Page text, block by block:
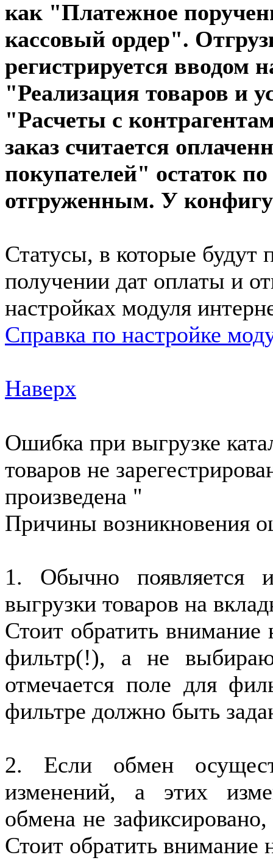
как "Платежное
кассовый ордер".
регистрируется вводом
"Реализация товаров и
"Расчеты с
заказ считается
покупателей" остаток по
отгруженным. У
Статусы, в которые будут
получении дат оплаты и
настройках модуля
Справка по настройке
Наверх
Ошибка при выгрузке
товаров не
произведена "
Причины возникновения
1. Обычно появляется
выгрузки товаров на
Стоит обратить внимание
фильтр(!), а не
отмечается поле для
фильтре должно быть
2. Если обмен
изменений, а этих
обмена не
Стоит обратить